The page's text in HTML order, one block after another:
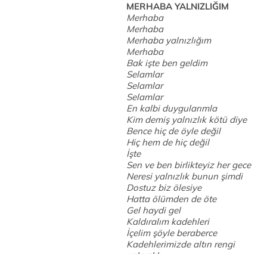
MERHABA YALNIZLIĞIM
Merhaba
Merhaba
Merhaba yalnızlığım
Merhaba
Bak işte ben geldim
Selamlar
Selamlar
Selamlar
En kalbi duygularımla
Kim demiş yalnızlık kötü diye
Bence hiç de öyle değil
Hiç hem de hiç değil
İşte
Sen ve ben birlikteyiz her gece
Neresi yalnızlık bunun şimdi
Dostuz biz ölesiye
Hatta ölümden de öte
Gel haydi gel
Kaldıralım kadehleri
İçelim şöyle beraberce
Kadehlerimizde altın rengi